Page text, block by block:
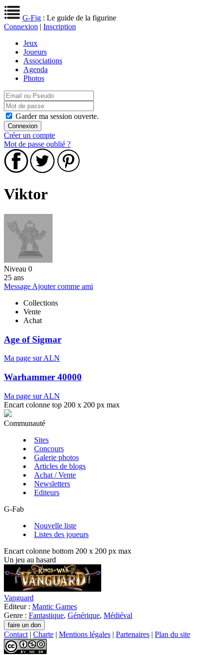
G-Fig : Le guide de la figurine
Connexion | Inscription
Jeux
Joueurs
Associations
Agenda
Photos
Garder ma session ouverte.
Créer un compte
Mot de passe oublié ?
Viktor
Niveau 0
25 ans
Message Ajouter comme ami
Collections
Vente
Achat
Age of Sigmar
Ma page sur ALN
Warhammer 40000
Ma page sur ALN
Encart colonne top 200 x 200 px max
Communauté
Sites
Concours
Galerie photos
Articles de blogs
Achat / Vente
Newsletters
Editeurs
G-Fab
Nouvelle liste
Listes des joueurs
Encart colonne bottom 200 x 200 px max
Un jeu au hasard
Vanguard
Editeur : Mantic Games
Genre : Fantastique, Générique, Médiéval
Contact | Charte | Mentions légales | Partenaires | Plan du site